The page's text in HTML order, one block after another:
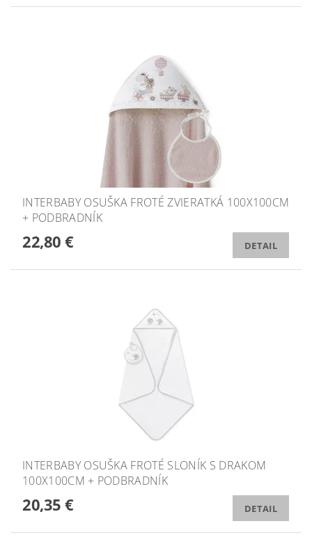
INTERBABY OSUŠKA FROTÉ ZVIERATKÁ 100X100CM
+ PODBRADNÍK
22,80 € DETAIL
INTERBABY OSUŠKA FROTÉ SLONÍK S DRAKOM
100X100CM + PODBRADNÍK
20,35 € DETAIL